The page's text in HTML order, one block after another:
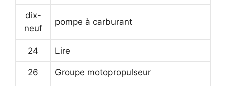
dix-
neuf
pompe à carburant
24 Lire
26 Groupe motopropulseur